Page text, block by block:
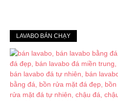
LAVABO BÁN CHẠY